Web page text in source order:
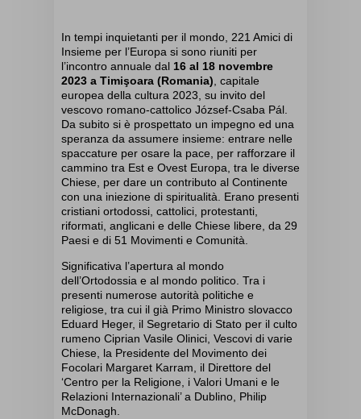
In tempi inquietanti per il mondo 221 Amici di
Insieme per l’Europa si sono riuniti per
l’incontro annuale dal 16 al 18 novembre
2023 aTimişoara (Romania) capitale
europea della cultura 2023 , su invito del
vescovo romano-cattolicoJózsef-Csaba Pál
Da subito si è prospettato un impegno ed una
speranza da assumere insieme: entrare nelle
spaccature per osare la pace, per rafforzare il
cammino tra Est e Ovest Europa, tra le diverse
Chiese, per dare un contributo alContinente
con una iniezione di spiritualità. Erano presenti
cristiani ortodossi, cattolici, protestanti,
riformati, anglicani e delle Chiese libere, da 29
Paesi edi51 Movimenti e Comunità.
Significativa l’apertura al mondo
dell’Ortodossia e al mondo politico. Tra i
presenti numerose autorità politiche e
religiose, tra cui il già Primo Ministro slovacco
Eduard Heger, il Segretario di Stato per il culto
rumenoCiprian VasileOlinici ,Vescovi di varie
Chiese , la Presidente del Movimento dei
Focolari Margaret Karram , il Direttore del
‘Centro per la Religione, i Valori Umani e le
Relazioni Internazionali’ a Dublino, Philip
McDonagh